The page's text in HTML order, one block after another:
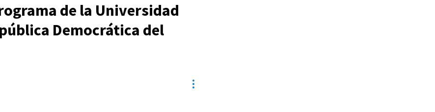
de la Universidad
Democrática del
Controles de recursos